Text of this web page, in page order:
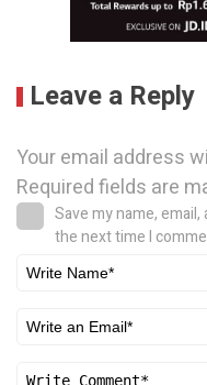
Leave a Reply
Your email address
Required fields are
Save my name,
the next time I